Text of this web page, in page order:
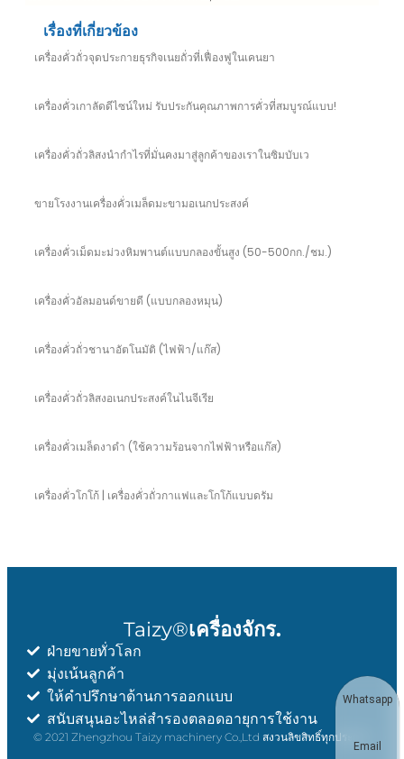
เรื่องที่เกี่ยวข้อง
เครื่องคั่วถั่วจุดประกายธุรกิจเนยถั่วที่เฟื่องฟูในเคนยา
เครื่องคั่วเกาลัดดีไซน์ใหม่ รับประกันคุณภาพการคั่วที่สมบูรณ์แบบ!
เครื่องคั่วถั่วลิสงนำกำไรที่มั่นคงมาสู่ลูกค้าของเราในซิมบับเว
ขายโรงงานเครื่องคั่วเมล็ดมะขามอเนกประสงค์
เครื่องคั่วเม็ดมะม่วงหิมพานต์แบบกลองขั้นสูง (50-500กก./ชม.)
เครื่องคั่วอัลมอนด์ขายดี (แบบกลองหมุน)
เครื่องคั่วถั่วชานาอัตโนมัติ (ไฟฟ้า/แก๊ส)
เครื่องคั่วถั่วลิสงอเนกประสงค์ในไนจีเรีย
เครื่องคั่วเมล็ดงาดำ (ใช้ความร้อนจากไฟฟ้าหรือแก๊ส)
เครื่องคั่วโกโก้ | เครื่องคั่วถั่วกาแฟและโกโก้แบบดรัม
Taizy®เครื่องจักร.
ฝ่ายขายทั่วโลก
มุ่งเน้นลูกค้า
ให้คำปรึกษาด้านการออกแบบ
สนับสนุนอะไหล่สำรองตลอดอายุการใช้งาน
© 2021 Zhengzhou Taizy machinery Co.,Ltd สงวนลิขสิทธิ์ทุกประการ
Whatsapp
Email